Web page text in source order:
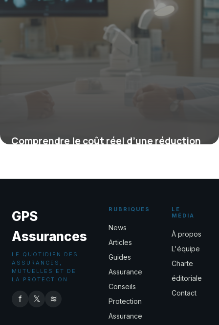
Comprendre le coût réel d’une réduction
GPS
Assurances
LE QUOTIDIEN DES
ASSURANCES,
MUTUELLES ET DE
LA PROTECTION
f 𝕏 ≋
RUBRIQUES
News
Articles
Guides
Assurance
Conseils
Protection
Assurance
LE
MÉDIA
À propos
L'équipe
Charte
éditoriale
Contact